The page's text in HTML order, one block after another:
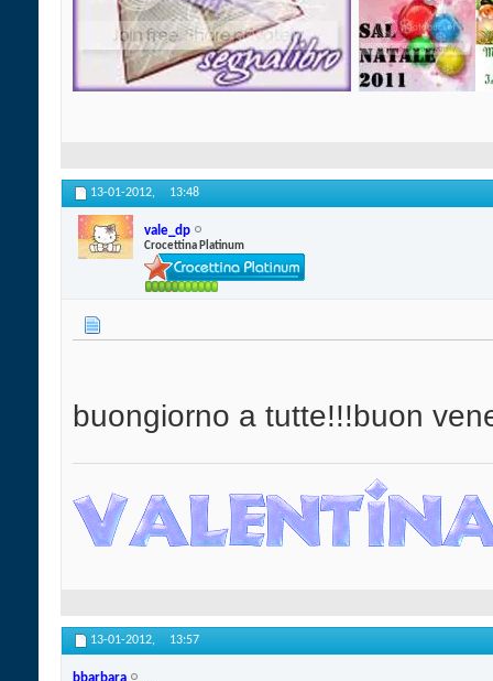
13-01-2012, 13:48
vale_dp
Crocettina Platinum
buongiorno a tutte!!!buon
13-01-2012, 13:57
bbarbara